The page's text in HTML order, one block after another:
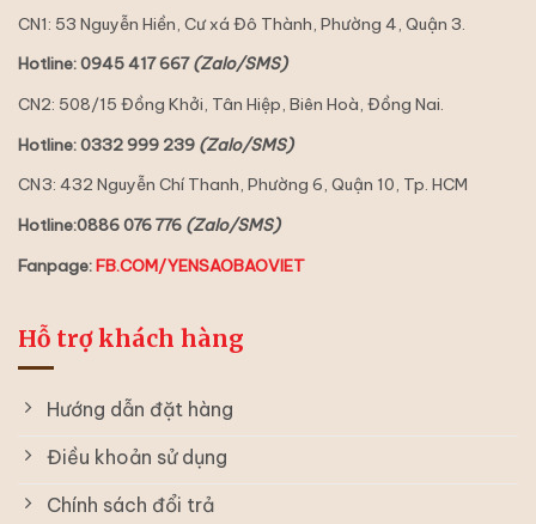
CN1: 53 Nguyễn Hiền, Cư xá Đô Thành, Phường 4, Quận 3.
Hotline: 0945 417 667(Zalo/SMS)
CN2: 508/15 Đồng Khởi, Tân Hiệp, Biên Hoà, Đồng Nai.
Hotline: 0332 999 239 (Zalo/SMS)
CN3: 432 Nguyễn Chí Thanh, Phường 6, Quận 10, Tp. HCM
Hotline:0886 076 776 (Zalo/SMS)
Fanpage:FB.COM/YENSAOBAOVIET
Hỗ trợ khách hàng
Hướng dẫn đặt hàng
Điều khoản sử dụng
Chính sách đổi trả